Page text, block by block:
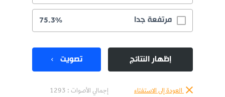
مرتفعة جدا 75.3%
إظهار النتائج تصويت
العودة إلى الاستفتاء إجمالي الأصوات : 1293